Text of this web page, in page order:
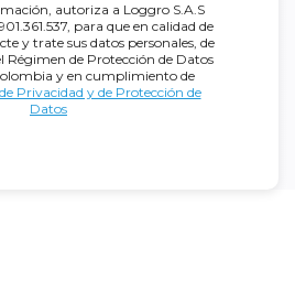
autoriza a Loggro S.A.S
para que en calidad de
y trate sus datos personales, de
Régimen de Protección de Datos
y en cumplimiento de
Privacidad y de Protección de
Datos